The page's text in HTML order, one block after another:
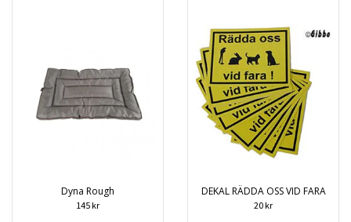
Dyna Rough
145 kr
DEKAL RÄDDA OSS VID FARA
20 kr